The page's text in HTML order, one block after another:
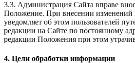
3.3. Администрация Сайта вправе
Положение. При внесении
уведомляет об этом пользователей
редакции на Сайте по постоянному
редакции Положения при этом
4. Цели обработки информации